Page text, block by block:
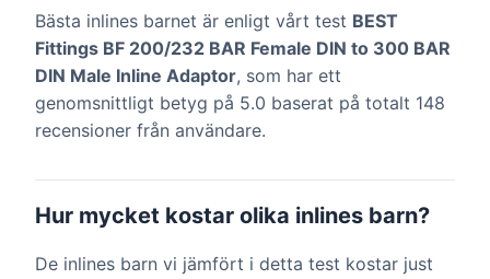
Bästa inlines barnet är enligt vårt test BEST
Fittings BF 200/232 BAR Female DIN to 300 BAR
DIN Male Inline Adaptor, som har ett
genomsnittligt betyg på 5.0 baserat på totalt 148
recensioner från användare.
Hur mycket kostar olika inlines barn?
De inlines barn vi jämfört i detta test kostar just